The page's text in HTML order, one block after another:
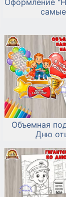
Оформление
Объемная
Дню